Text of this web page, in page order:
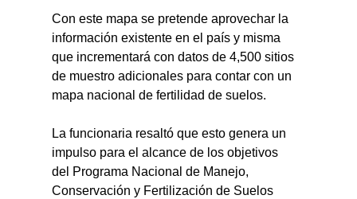
Con este mapa se pretende aprovechar la
información existente en el país y misma
que incrementará con datos de 4,500 sitios
de muestro adicionales para contar con un
mapa nacional de fertilidad de suelos.
La funcionaria resaltó que esto genera un
impulso para el alcance de los objetivos
del Programa Nacional de Manejo,
Conservación y Fertilización de Suelos